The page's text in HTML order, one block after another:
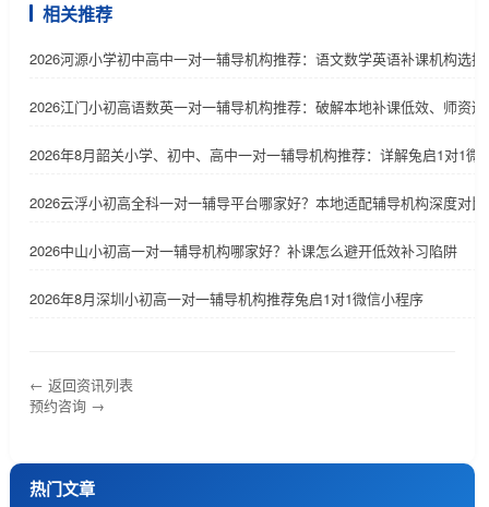
相关推荐
2026河源小学初中高中一对一辅导机构推荐：语文数学英语补课机构选
2026江门小初高语数英一对一辅导机构推荐：破解本地补课低效、师资
2026年8月韶关小学、初中、高中一对一辅导机构推荐：详解兔启1对1微
2026云浮小初高全科一对一辅导平台哪家好？本地适配辅导机构深度对比
2026中山小初高一对一辅导机构哪家好？补课怎么避开低效补习陷阱
2026年8月深圳小初高一对一辅导机构推荐兔启1对1微信小程序
← 返回资讯列表
预约咨询 →
热门文章